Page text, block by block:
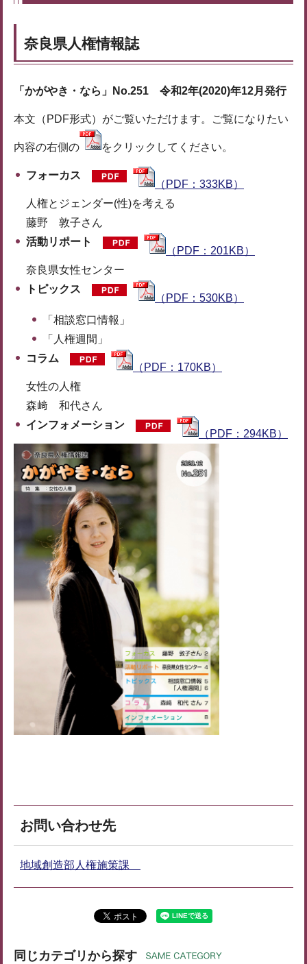
奈良県人権情報誌
「かがやき・なら」No.251 令和2年(2020)年12月発行
本文（PDF形式）がご覧いただけます。ご覧になりたい
内容の右側の をクリックしてください。
フォーカス
（PDF：333KB）
人権とジェンダー(性)を考える
藤野 敦子さん
活動リポート
（PDF：201KB）
奈良県女性センター
トピックス
（PDF：530KB）
「相談窓口情報」
「人権週間」
コラム
（PDF：170KB）
女性の人権
森﨑 和代さん
インフォメーション
（PDF：294KB）
お問い合わせ先
地域創造部人権施策課
同じカテゴリから探す